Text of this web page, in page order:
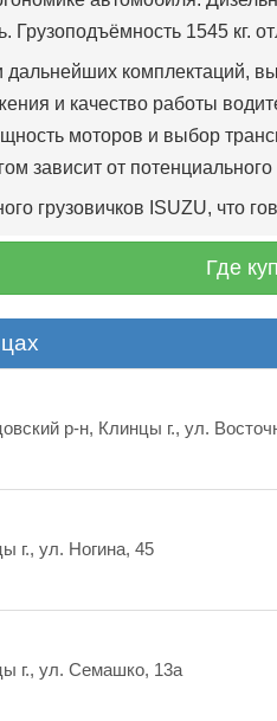
Грузоподъёмность 1545 кг.
комплектаций,
и качество работы
моторов и выбор
зависит от
грузовичков ISUZU, что
Где
р-н, Клинцы г., ул.
г., ул. Ногина, 45
г., ул. Семашко, 13а